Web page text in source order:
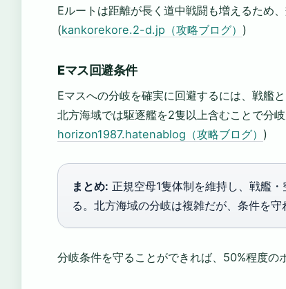
Eルートは距離が長く道中戦闘も増えるため
(kankorekore.2-d.jp（攻略ブログ） )
Eマス回避条件
Eマスへの分岐を確実に回避するには、戦艦
北方海域では駆逐艦を2隻以上含むことで分
horizon1987.hatenablog（攻略ブログ） )
まとめ: 正規空母1隻体制を維持し、戦艦
る。北方海域の分岐は複雑だが、条件を守
分岐条件を守ることができれば、50%程度の